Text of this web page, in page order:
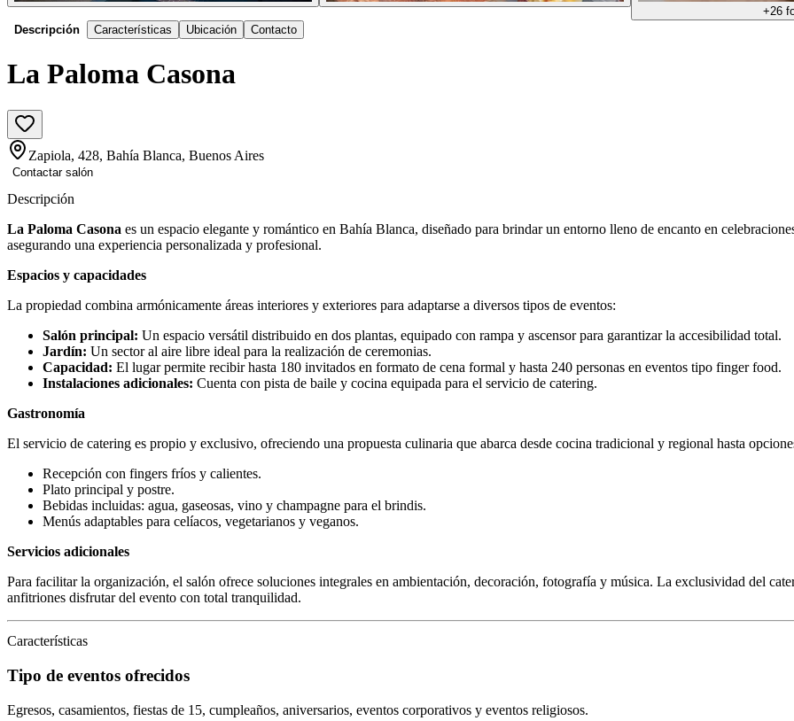
+26
Descripción
Características Ubicación Contacto
La Paloma Casona
Zapiola, 428, Bahía Blanca, Buenos Aires
Contactar salón
Descripción
La Paloma Casona es un espacio elegante y romántico en Bahía Blanca, diseñado para brindar un entorno lleno de encanto en
asegurando una experiencia personalizada y profesional.
Espacios y capacidades
La propiedad combina armónicamente áreas interiores y exteriores para adaptarse a diversos tipos de eventos:
Salón principal: Un espacio versátil distribuido en dos plantas, equipado con rampa y ascensor para garantizar la accesibilidad total.
Jardín: Un sector al aire libre ideal para la realización de ceremonias.
Capacidad: El lugar permite recibir hasta 180 invitados en formato de cena formal y hasta 240 personas en eventos tipo finger food.
Instalaciones adicionales: Cuenta con pista de baile y cocina equipada para el servicio de catering.
Gastronomía
El servicio de catering es propio y exclusivo, ofreciendo una propuesta culinaria que abarca desde cocina tradicional y regional hasta
Recepción con fingers fríos y calientes.
Plato principal y postre.
Bebidas incluidas: agua, gaseosas, vino y champagne para el brindis.
Menús adaptables para celíacos, vegetarianos y veganos.
Servicios adicionales
Para facilitar la organización, el salón ofrece soluciones integrales en ambientación, decoración, fotografía y música. La exclusividad del
anfitriones disfrutar del evento con total tranquilidad.
Características
Tipo de eventos ofrecidos
Egresos, casamientos, fiestas de 15, cumpleaños, aniversarios, eventos corporativos y eventos religiosos.